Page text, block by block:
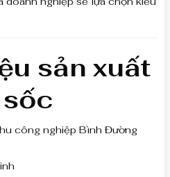
sản xuất
công nghiệp Bình Đường